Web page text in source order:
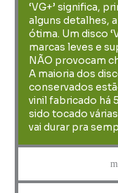
‘VG+’ significa,
alguns detalhes,
ótima. Um disco
marcas leves e
NÃO provocam
A maioria dos
conservados
vinil fabricado há
sido tocado
vai durar pra